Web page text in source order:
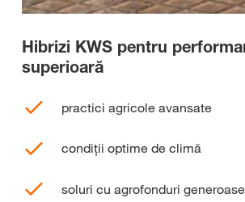
Hibrizi KWS pentru
superioară
practici agricole avansate
condiţii optime de climă
soluri cu agrofonduri generoase